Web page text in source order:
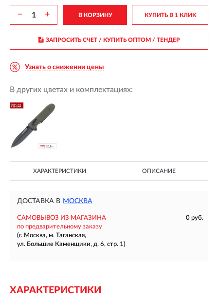
− + В КОРЗИНУ КУПИТЬ В 1 КЛИК
ЗАПРОСИТЬ СЧЕТ / КУПИТЬ ОПТОМ/ ТЕНДЕР
Узнать о снижении цены
В других цветах и комплектациях:
ХАРАКТЕРИСТИКИ ОПИСАНИЕ
ДОСТАВКА В МОСКВА
САМОВЫВОЗ ИЗ МАГАЗИНА
0 руб.
по предварительному заказу
(г. Москва, м. Таганская,
ул. Большие Каменщики, д. 6, стр. 1)
ХАРАКТЕРИСТИКИ